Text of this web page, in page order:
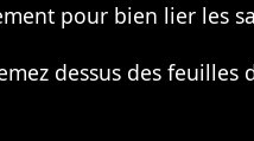
pour bien lier les
dessus des